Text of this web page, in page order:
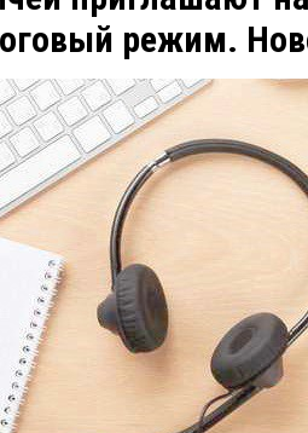
режим.